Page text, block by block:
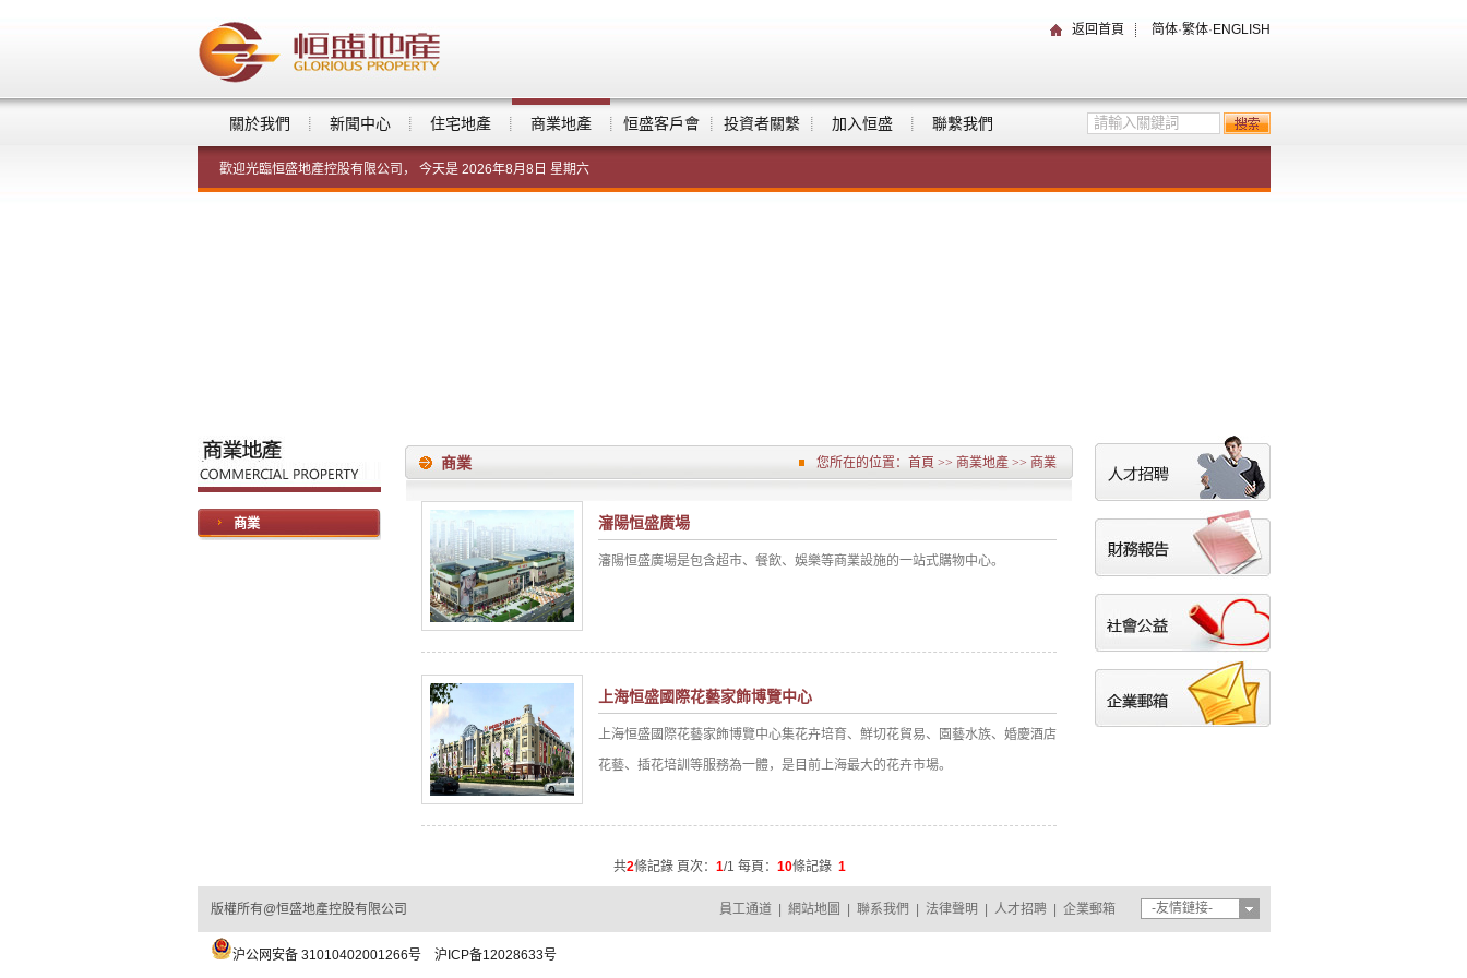
返回首頁 简体·繁体· ENGLISH
關於我們 新聞中心 住宅地產 商業地產 恒盛客戶會 投資者關繫 加入恒盛 聯繫我們
歡迎光臨恒盛地產控股有限公司， 今天是 2026年8月8日 星期六
商業
商業 您所在的位置： 首頁 >> 商業地產 >> 商業
瀋陽恒盛廣場
瀋陽恒盛廣場是包含超市、餐飲、娛樂等商業設施的一站式購物中心。
上海恒盛國際花藝家飾博覽中心
上海恒盛國際花藝家飾博覽中心集花卉培育、鮮切花貿易、園藝水族、婚慶酒店
花藝、插花培訓等服務為一體，是目前上海最大的花卉市場。
共2條記錄 頁次： 1/1 每頁： 10條記錄 1
版權所有@恒盛地產控股有限公司
沪公网安备 31010402001266号 沪ICP备12028633号
-友情鏈接-
員工通道 網站地圖 聯系我們 法律聲明 人才招聘 企業郵箱